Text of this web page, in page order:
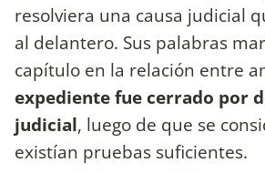
resolviera una causa judicial
al delantero. Sus palabras
capítulo en la relación entre
expediente fue cerrado por
judicial, luego de que se
existían pruebas suficientes.